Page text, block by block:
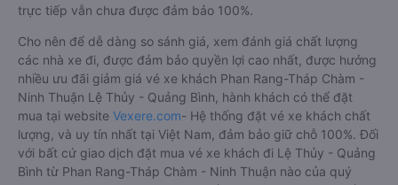
trực tiếp vẫn chưa được đảm bảo 100%.
Cho nên để dễ dàng so sánh giá, xem đánh giá chất lượng
các nhà xe đi, được đảm bảo quyền lợi cao nhất, được hưởng
nhiều ưu đãi giảm giá vé xe khách Phan Rang-Tháp Chàm -
Ninh Thuận Lệ Thủy - Quảng Bình, hành khách có thể đặt
mua tại website Vexere.com- Hệ thống đặt vé xe khách chất
lượng, và uy tín nhất tại Việt Nam, đảm bảo giữ chỗ 100%. Đối
với bất cứ giao dịch đặt mua vé xe khách đi Lệ Thủy - Quảng
Bình từ Phan Rang-Tháp Chàm - Ninh Thuận nào của quý